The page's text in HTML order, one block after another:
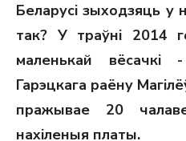
Беларусі зыходзяць
так? У траўнi 2014
маленькай
Гарэцкага раёну
пражывае 20
нахіленыя платы.